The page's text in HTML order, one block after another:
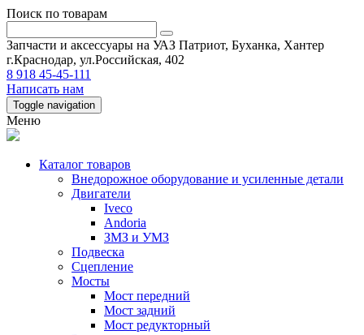
Поиск по товарам
Запчасти и аксессуары на УАЗ Патриот, Буханка, Хантер
г.Краснодар, ул.Российская, 402
8 918 45-45-111
Написать нам
Toggle navigation
Меню
Каталог товаров
Внедорожное оборудование и усиленные детали
Двигатели
Iveco
Andoria
ЗМЗ и УМЗ
Подвеска
Сцепление
Мосты
Мост передний
Мост задний
Мост редукторный